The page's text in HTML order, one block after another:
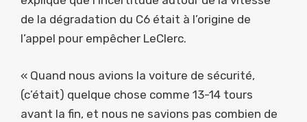
de la dégradation du C6 était à l’origine de
l’appel pour empêcher LeClerc.
« Quand nous avions la voiture de sécurité,
(c’était) quelque chose comme 13-14 tours
avant la fin, et nous ne savions pas combien de